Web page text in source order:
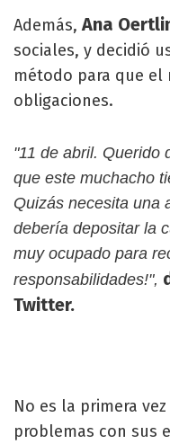
Además,Ana
sociales, y decidió
método para que el
obligaciones.
"11 de abril. Querido
que este muchacho
Quizás necesita una
debería depositar la
muy ocupado para
responsabilidades!",
Twitter.
No es la primera
problemas con sus